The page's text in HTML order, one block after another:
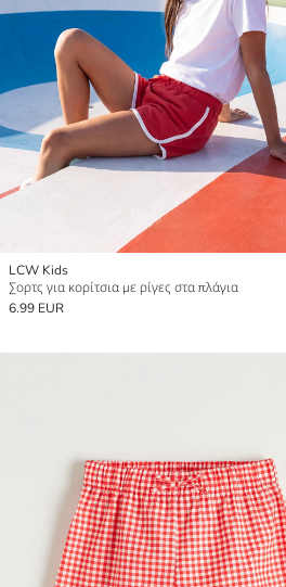
LCW Kids
Σορτς για κορίτσια με ρίγες στα πλάγια
6.99 EUR